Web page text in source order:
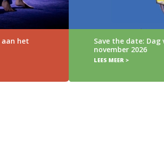
van de Muziekvoorstelling op 3